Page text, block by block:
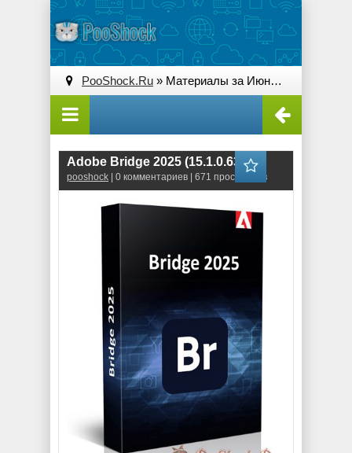
PooShock.Ru » Материалы за Июнь 2025 года » Страница 2
Adobe Bridge 2025 (15.1.0.635)
pooshock | 0 комментариев | 671 просмотров